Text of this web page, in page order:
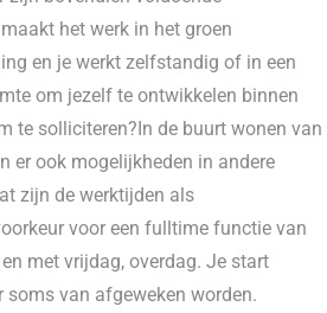
het werk in het groen
en je werkt zelfstandig of in een
om jezelf te ontwikkelen binnen
te solliciteren?In de buurt wonen van
er ook mogelijkheden in andere
zijn de werktijden als
voor een fulltime functie van
met vrijdag, overdag. Je start
van afgeweken worden.